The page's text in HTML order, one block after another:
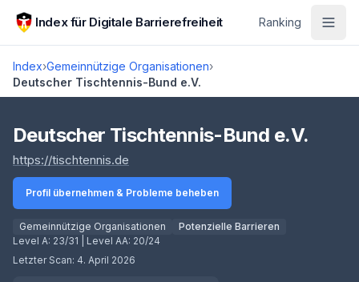
Zum Hauptinhalt springen
Index für Digitale Barrierefreiheit Ranking
Index›Gemeinnützige Organisationen›
Deutscher Tischtennis-Bund e.V.
Score lädt
Deutscher Tischtennis-Bund e.V.
https://tischtennis.de
Profil übernehmen & Probleme beheben
Gemeinnützige Organisationen
Potenzielle Barrieren
Level A: 23/31 | Level AA: 20/24
Letzter Scan: 4. April 2026